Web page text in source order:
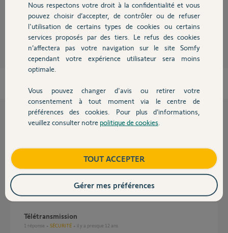
Chauffage
Autres produits
Devis avec un pro
Contact
Claudine
il y a plus de 7 ans
Participer au fil de discussion
Questions liées
2réponses SÉCURITÉ il y a presque 12 ans
télétransmission
1 réponse SÉCURITÉ il y a presque 12 ans
Nous respectons votre droit à la confidentialité et vous
pouvez choisir d’accepter, de contrôler ou de refuser
l'utilisation de certains types de cookies ou certains
services proposés par des tiers. Le refus des cookies
n’affectera pas votre navigation sur le site Somfy
cependant votre expérience utilisateur sera moins
optimale.
Vous pouvez changer d'avis ou retirer votre
consentement à tout moment via le centre de
préférences des cookies. Pour plus d’informations,
veuillez consulter notre politique de cookies
TOUT ACCEPTER
Gérer mes préférences